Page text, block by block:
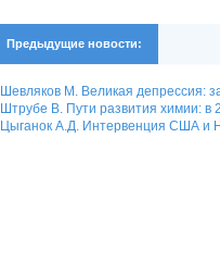
Предыдущие новости:
Шевляков М. Великая депрессия:
Штрубе В. Пути развития химии: в
Цыганок А.Д. Интервенция США и